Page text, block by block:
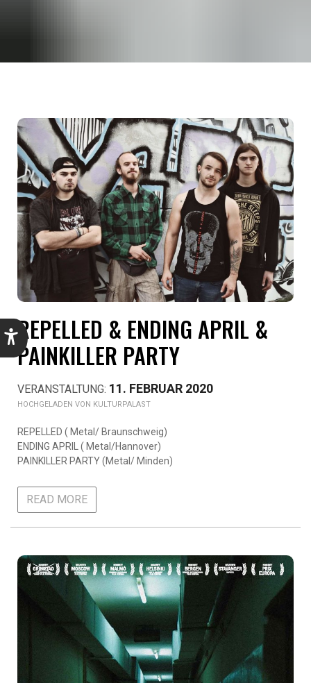
REPELLED & ENDING APRIL &
PAINKILLER PARTY
11. FEBRUAR 2020
KULTURPALAST
REPELLED ( Metal/ Braunschweig)
ENDING APRIL ( Metal/Hannover)
PAINKILLER PARTY (Metal/ Minden)
READ MORE